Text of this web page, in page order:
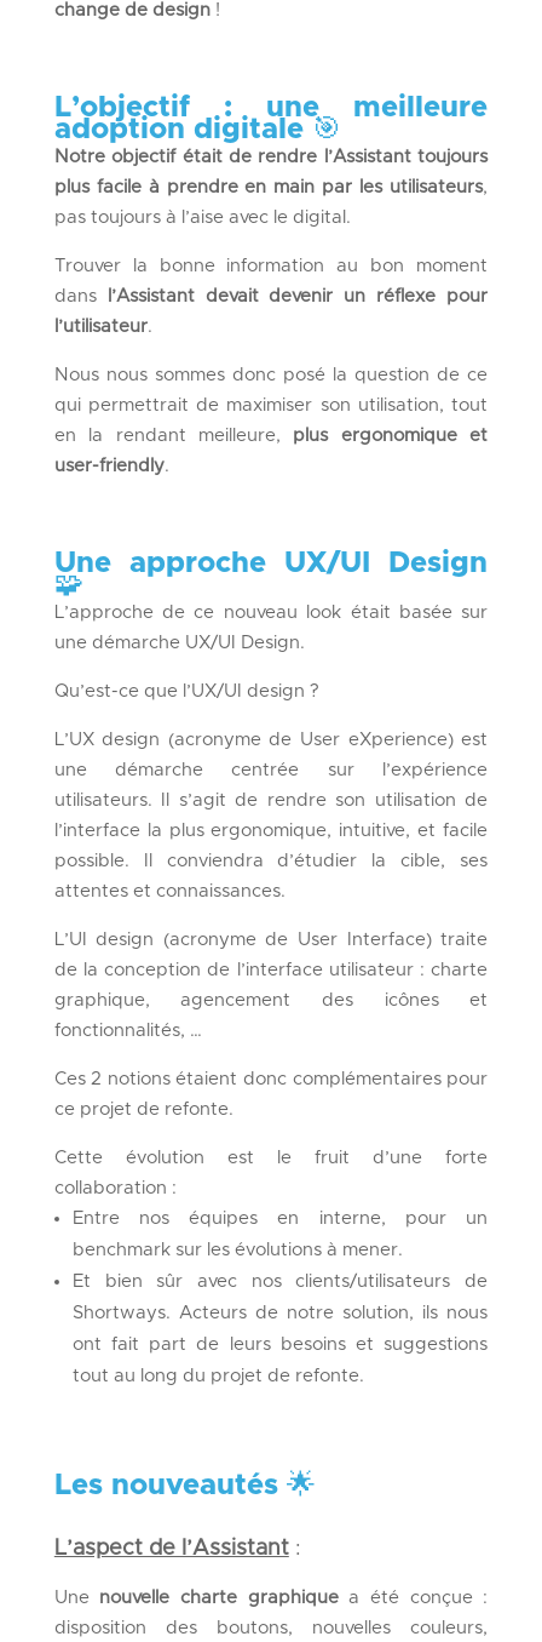
change de design!
L’objectif : une meilleure
adoption digitale🎯
Notre objectif était de rendre l’Assistant toujours
plus facile à prendre en main par les utilisateurs,
pas toujours à l’aise avec le digital.
Trouver la bonne information au bon moment
dansl’Assistant devait devenir un réflexe pour
l’utilisateur.
Nous nous sommes donc posé la question de ce
qui permettrait de maximiser son utilisation, tout
en la rendant meilleure, plus ergonomique et
user-friendly.
Une approche UX/UI Design
🧩
L’approche de ce nouveau look était basée sur
une démarche UX/UI Design.
Qu’est-ce que l’UX/UI design ?
L’UX design (acronyme de User eXperience) est
une démarche centrée sur l’expérience
utilisateurs. Il s’agit de rendre son utilisation de
l’interface la plus ergonomique, intuitive, et facile
possible. Il conviendra d’étudier la cible, ses
attentes et connaissances.
L’UI design (acronyme de User Interface) traite
de la conception de l’interface utilisateur : charte
graphique, agencement des icônes et
fonctionnalités, …
Ces 2 notions étaient donc complémentaires pour
ce projet de refonte.
Cette évolution est le fruit d’une forte
collaboration :
Entre nos équipes en interne, pour un
benchmark sur les évolutions à mener.
Et bien sûr avec nos clients/utilisateurs de
Shortways. Acteurs de notre solution, ils nous
ont fait part de leurs besoins et suggestions
tout au long du projet de refonte.
Les nouveautés🌟
L’aspect de l’Assistant:
Une nouvelle charte graphiquea été conçue :
disposition des boutons, nouvelles couleurs,